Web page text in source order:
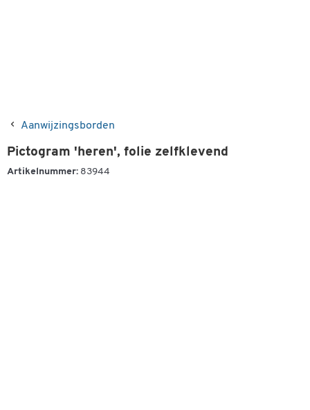
Aanwijzingsborden
Pictogram 'heren', folie zelfklevend
Artikelnummer: 83944